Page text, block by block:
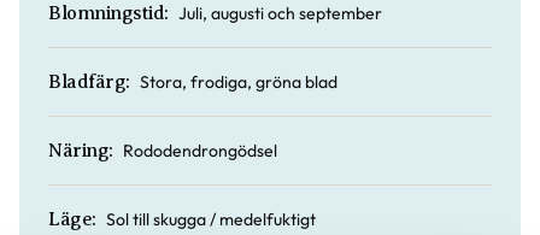
Blomningstid: Juli, augusti och september
Bladfärg: Stora, frodiga, gröna blad
Näring: Rododendrongödsel
Läge: Sol till skugga / medelfuktigt